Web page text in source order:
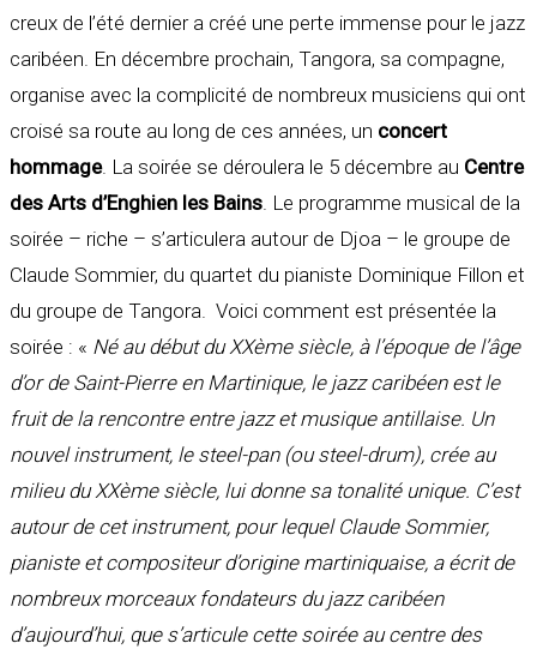
creux de l’été dernier a créé une perte immense pour le jazz
caribéen. En décembre prochain, Tangora, sa compagne,
organise avec la complicité de nombreux musiciens qui ont
croisé sa route au long de ces années, un concert
hommage. La soirée se déroulera le 5 décembre au Centre
des Arts d’Enghien les Bains . Le programme musical de la
soirée – riche – s’articulera autour de Djoa – le groupe de
Claude Sommier, du quartet du pianiste Dominique Fillon et
du groupe de Tangora. Voici comment est présentée la
soirée : « Né au début du XXème siècle, à l’époque de l’âge
d’or de Saint-Pierre en Martinique, le jazz caribéen est le
fruit de la rencontre entre jazz et musique antillaise. Un
nouvel instrument, le steel-pan (ou steel-drum), crée au
milieu du XXème siècle, lui donne sa tonalité unique. C’est
autour de cet instrument, pour lequel Claude Sommier,
pianiste et compositeur d’origine martiniquaise, a écrit de
nombreux morceaux fondateurs du jazz caribéen
d’aujourd’hui, que s’articule cette soirée au centre des